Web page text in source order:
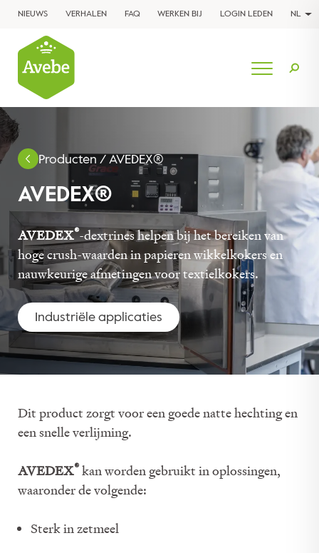
NIEUWS VERHALEN FAQ WERKEN BIJ LOGIN LEDEN NL
Producten/AVEDEX®
AVEDEX®
AVEDEX®-dextrines helpen bij het bereiken van
hoge crush-waarden in papieren wikkelkokers en
nauwkeurige afmetingen voor textielkokers.
Industriële applicaties
Dit product zorgt voor een goede natte hechting en
een snelle verlijming.
AVEDEX® kan worden gebruikt in oplossingen,
waaronder de volgende:
Sterk in zetmeel